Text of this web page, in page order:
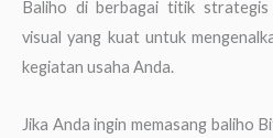
Baliho di berbagai titik strategis
visual yang kuat untuk
kegiatan usaha Anda.
Jika Anda ingin memasang baliho